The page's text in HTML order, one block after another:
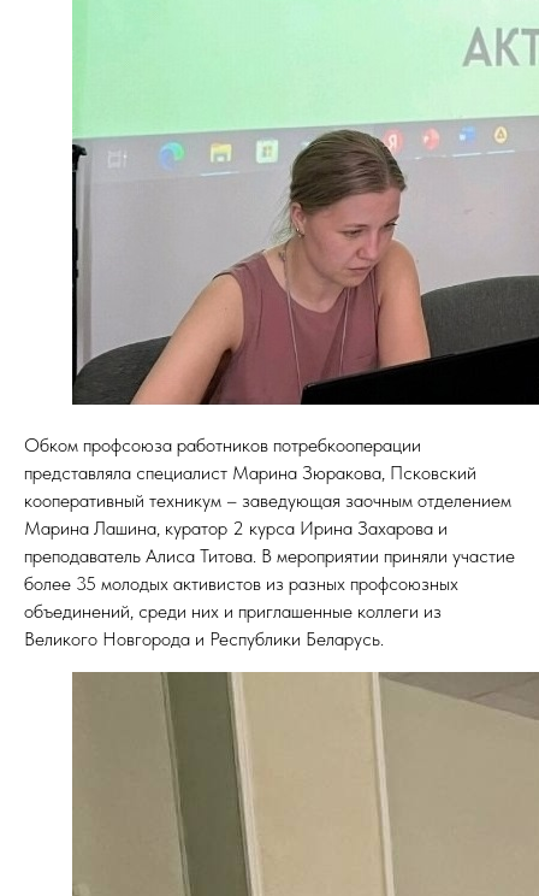
Обком профсоюза работников потребкооперации
представляла специалист Марина Зюракова, Псковский
кооперативный техникум – заведующая заочным отделением
Марина Лашина, куратор 2 курса Ирина Захарова и
преподаватель Алиса Титова. В мероприятии приняли участие
более 35 молодых активистов из разных профсоюзных
объединений, среди них и приглашенные коллеги из
Великого Новгорода и Республики Беларусь.